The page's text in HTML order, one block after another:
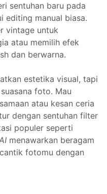
sentuhan baru pada
editing manual biasa.
vintage untuk
atau memilih efek
dan berwarna.
estetika visual, tapi
foto. Mau
atau kesan ceria
dengan sentuhan filter
populer seperti
menawarkan beragam
fotomu dengan